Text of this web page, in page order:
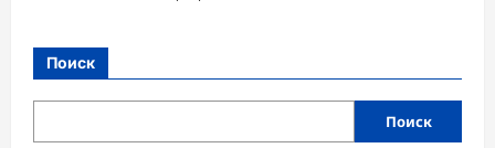
Поиск
Поиск